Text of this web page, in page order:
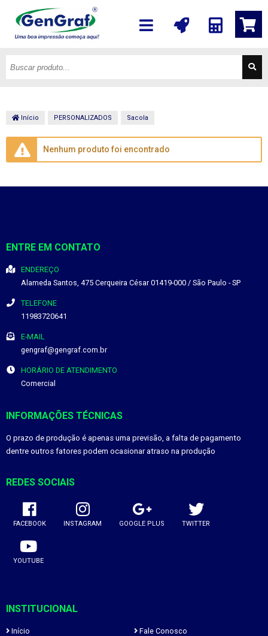
Início PERSONALIZADOS Sacola
Nenhum produto foi encontrado
ENTRE EM CONTATO
ENDEREÇO
Alameda Santos, 475 Cerqueira César 01419-000 / São Paulo - SP
TELEFONE
11983720641
E-MAIL
gengraf@gengraf.com.br
HORÁRIO DE ATENDIMENTO
Comercial
INFORMAÇÕES TÉCNICAS
O prazo de produção é apenas uma previsão, a falta de pagamento
dentre outros fatores podem ocasionar atraso na produção
REDES SOCIAIS
FACEBOOK INSTAGRAM GOOGLE PLUS TWITTER
YOUTUBE
INSTITUCIONAL
Início
Fale Conosco